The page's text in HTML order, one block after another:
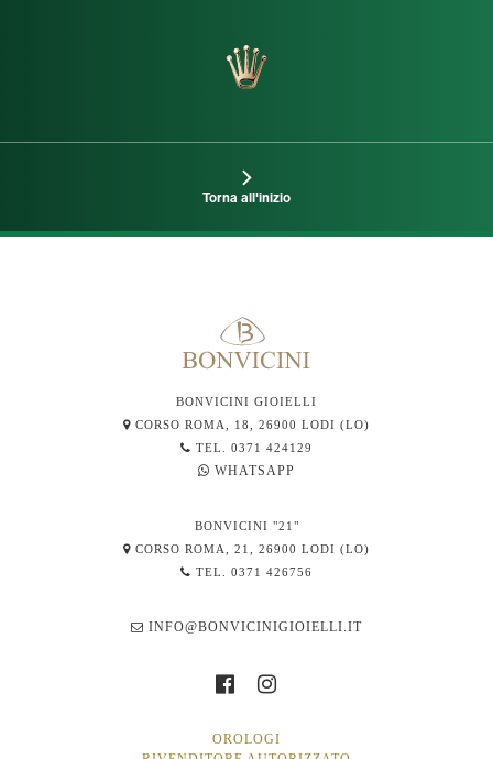
Torna all'inizio
BONVICINI GIOIELLI
CORSO ROMA, 18, 26900 LODI (LO)
TEL. 0371 424129
WHATSAPP
BONVICINI "21"
CORSO ROMA, 21, 26900 LODI (LO)
TEL. 0371 426756
INFO@BONVICINIGIOIELLI.IT
OROLOGI